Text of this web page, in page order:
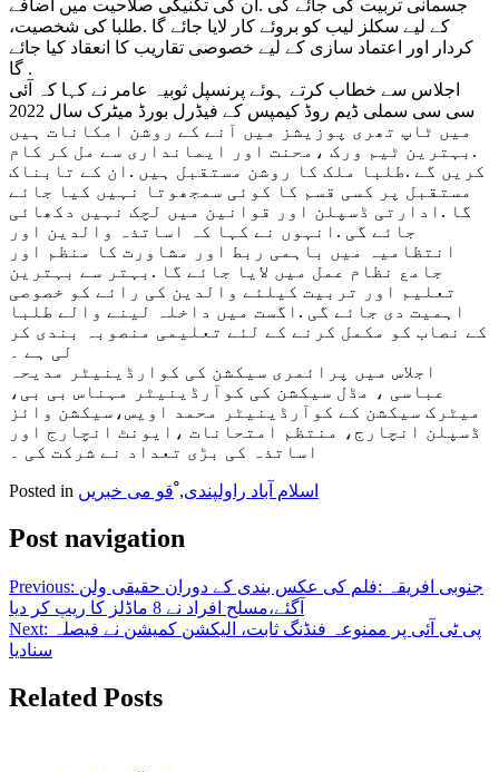
جسمانی تربیت کی جائے گی .ان کی تکنیکی صلاحیت میں اضافے
کے لیے سکلز لیب کو بروئے کار لایا جائے گا .طلبا کی شخصیت،
کردار اور اعتماد سازی کے لیے خصوصی تقاریب کا انعقاد کیا جائے
گا .
اجلاس سے خطاب کرتے ہوئے پرنسپل ثوبیہ عامر نے کہا کہ آئی
سی سی سملی ڈیم روڈ کیمپس کے فیڈرل بورڈ میٹرک سال 2022
میں ٹاپ تھری پوزیشز میں آنے کے روشن امکانات ہیں
.بہترین ٹیم ورک ،محنت اور ایمانداری سے مل کر کام
کریں گے .طلبا ملک کا روشن مستقبل ہیں .ان کے تابناک
مستقبل پر کسی قسم کا کوئی سمجھوتا نہیں کیا جائے
گا .ادارتی ڈسپلن اور قوانین میں لچک نہیں دکھائی
جائے گی .انہوں نے کہا کہ اساتذہ والدین اور
انتظامیہ میں باہمی ربط اور مشاورت کا منظم اور
جامع نظام عمل میں لایا جائے گا .بہتر سے بہترین
تعلیم اور تربیت کیلئے والدین کی رائے کو خصوصی
اہمیت دی جائے گی .اگست میں داخلہ لینے والے طلبا
کے نصاب کو مکمل کرنے کے لئے تعلیمی منصوبہ بندی کر
لی ہے ۔
اجلاس میں پرائمری سیکشن کی کوارڈینیٹر مدیحہ
عباسی ، مڈل سیکشن کی کوآرڈینیٹر مہناس بی بی،
میٹرک سیکشن کے کوآرڈینیٹر محمد اویس،سیکشن وائز
ڈسپلن انچارج، منتظم امتحانات ،ایونٹ انچارج اور
اساتذہ کی بڑی تعداد نے شرکت کی ۔
Posted in اسلام آباد راولپندی,ْقو می خبریں
Post navigation
Previous: جنوبی افریقہ :فلم کی عکس بندی کے دوران حقیقی ولن
آگئے،مسلح افراد نے 8 ماڈلز کا ریپ کر دیا
Next:
پی ٹی آئی پر ممنوعہ فنڈنگ ثابت، الیکشن کمیشن نے فیصلہ
سنادیا
Related Posts